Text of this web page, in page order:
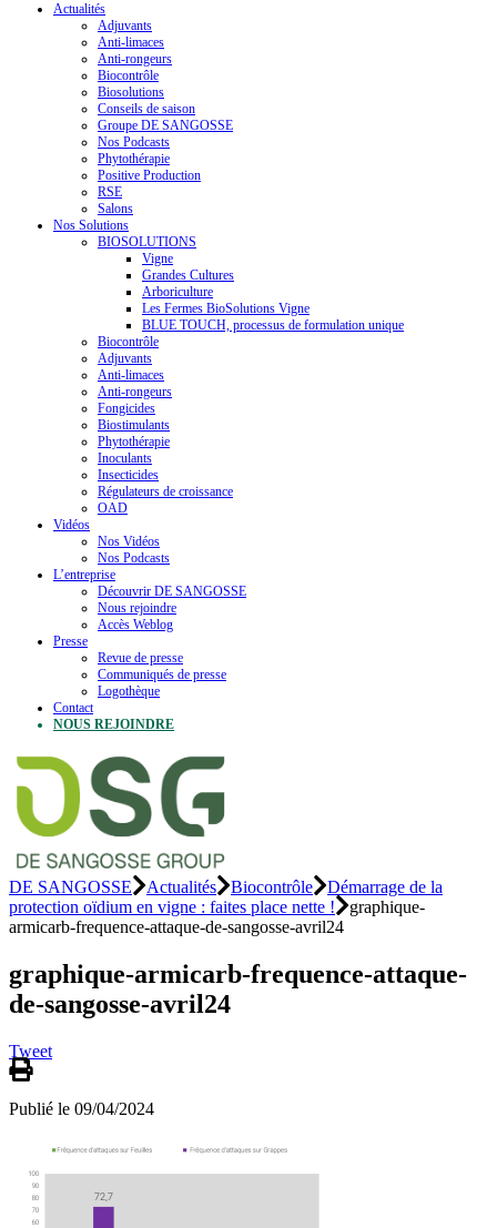
Actualités
Adjuvants
Anti-limaces
Anti-rongeurs
Biocontrôle
Biosolutions
Conseils de saison
Groupe DE SANGOSSE
Nos Podcasts
Phytothérapie
Positive Production
RSE
Salons
Nos Solutions
BIOSOLUTIONS
Vigne
Grandes Cultures
Arboriculture
Les Fermes BioSolutions Vigne
BLUE TOUCH, processus de formulation unique
Biocontrôle
Adjuvants
Anti-limaces
Anti-rongeurs
Fongicides
Biostimulants
Phytothérapie
Inoculants
Insecticides
Régulateurs de croissance
OAD
Vidéos
Nos Vidéos
Nos Podcasts
L’entreprise
Découvrir DE SANGOSSE
Nous rejoindre
Accès Weblog
Presse
Revue de presse
Communiqués de presse
Logothèque
Contact
NOUS REJOINDRE
DE SANGOSSE Actualités Biocontrôle
Démarrage de la
protection oïdium en vigne : faites place nette !
graphique-
armicarb-frequence-attaque-de-sangosse-avril24
graphique-armicarb-frequence-attaque-
de-sangosse-avril24
Tweet
Publié le 09/04/2024